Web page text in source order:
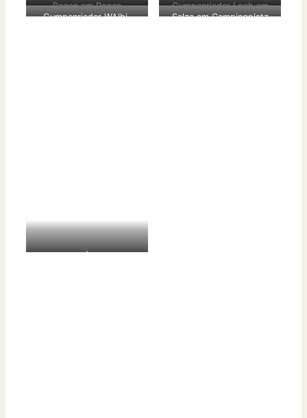
Regen am Regen
Gumpenrieder Loch am
Regen
Gumpenrieder-WAlbi-
Salza am Campingplatz
+